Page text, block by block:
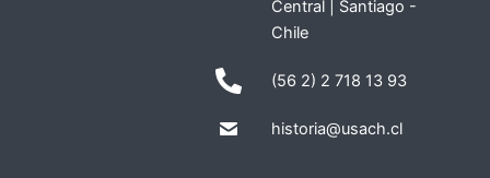
Central | Santiago -
Chile
(56 2) 2 718 13 93
historia@usach.cl